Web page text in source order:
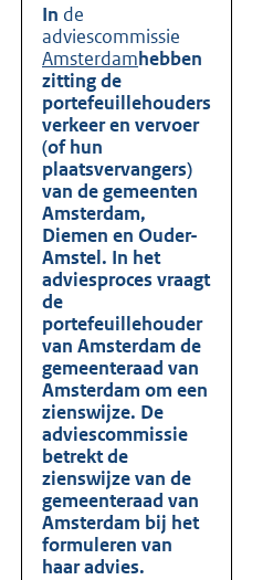
In de
adviescommissie
Amsterdamhebben
zitting de
portefeuillehouders
verkeer en vervoer
(of hun
plaatsvervangers)
van de gemeenten
Amsterdam,
Diemen en Ouder-
Amstel. In het
adviesproces vraagt
de
portefeuillehouder
van Amsterdam de
gemeenteraad van
Amsterdam om een
zienswijze. De
adviescommissie
betrekt de
zienswijze van de
gemeenteraad van
Amsterdam bij het
formuleren van
haar advies.